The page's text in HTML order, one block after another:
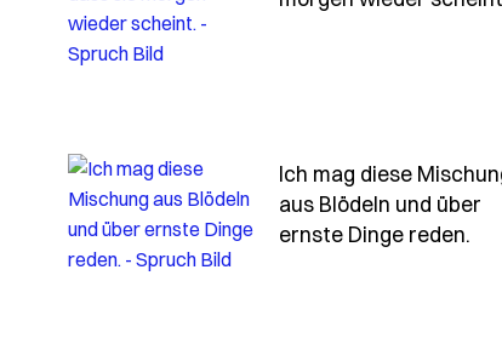
Ich mag diese
aus Blödeln und über
ernste Dinge reden. -